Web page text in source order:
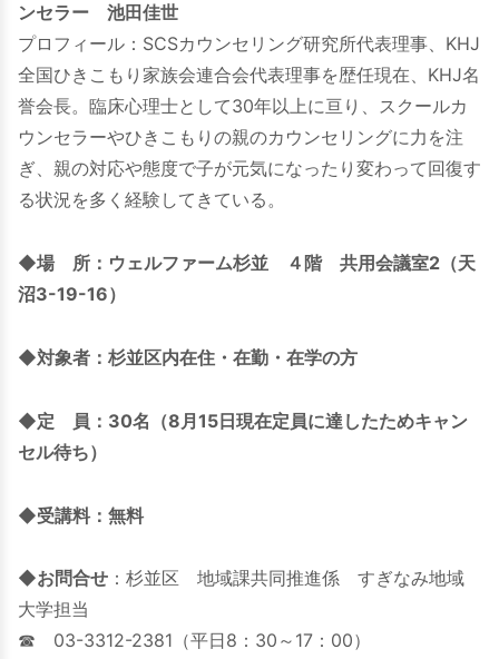
ンセラー 池田佳世
プロフィール：SCSカウンセリング研究所代表理事、KHJ
全国ひきこもり家族会連合会代表理事を歴任現在、KHJ名
誉会長。臨床心理士として30年以上に亘り、スクールカ
ウンセラーやひきこもりの親のカウンセリングに力を注
ぎ、親の対応や態度で子が元気になったり変わって回復す
る状況を多く経験してきている。
◆場 所：ウェルファーム杉並 ４階 共用会議室2（天
沼3-19-16）
◆対象者：杉並区内在住・在勤・在学の方
◆定 員：30名（8月15日現在定員に達したためキャン
セル待ち）
◆受講料：無料
◆お問合せ ：杉並区 地域課共同推進係 すぎなみ地域
大学担当
☎ 03-3312-2381（平日8：30～17：00）